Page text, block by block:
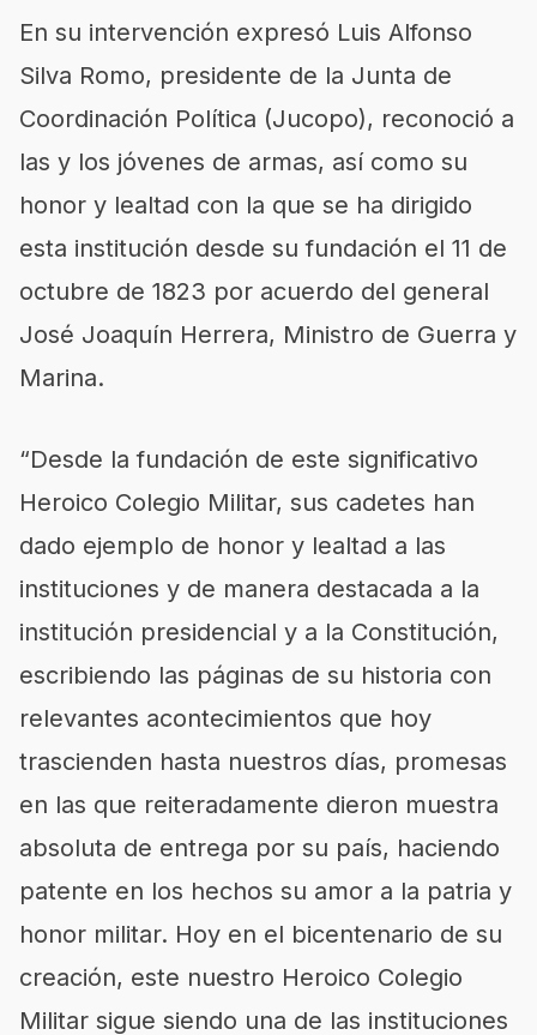
En su intervención expresó Luis Alfonso
Silva Romo, presidente de la Junta de
Coordinación Política (Jucopo), reconoció a
las y los jóvenes de armas, así como su
honor y lealtad con la que se ha dirigido
esta institución desde su fundación el 11 de
octubre de 1823 por acuerdo del general
José Joaquín Herrera, Ministro de Guerra y
Marina.
“Desde la fundación de este significativo
Heroico Colegio Militar, sus cadetes han
dado ejemplo de honor y lealtad a las
instituciones y de manera destacada a la
institución presidencial y a la Constitución,
escribiendo las páginas de su historia con
relevantes acontecimientos que hoy
trascienden hasta nuestros días, promesas
en las que reiteradamente dieron muestra
absoluta de entrega por su país, haciendo
patente en los hechos su amor a la patria y
honor militar. Hoy en el bicentenario de su
creación, este nuestro Heroico Colegio
Militar sigue siendo una de las instituciones